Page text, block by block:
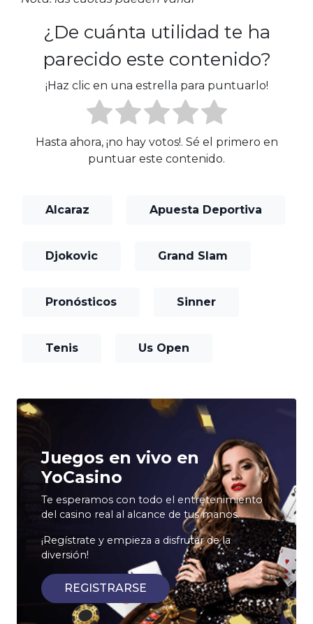
¿De cuánta utilidad te ha
parecido este contenido?
¡Haz clic en una estrella para puntuarlo!
Hasta ahora, ¡no hay votos!. Sé el primero en
puntuar este contenido.
Alcaraz Apuesta Deportiva
Djokovic Grand Slam
Pronósticos Sinner
Tenis Us Open
Juegos en vivo en
YoCasino
Te esperamos con todo el entretenimiento
del casino real al alcance de tus manos.
¡Regístrate y empieza a disfrutar de la
diversión!
REGISTRARSE